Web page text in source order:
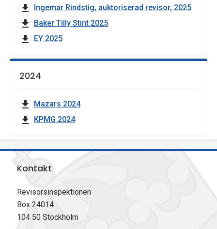
Ingemar Rindstig, auktoriserad revisor, 2025
Baker Tilly Stint 2025
EY 2025
2024
Mazars 2024
KPMG 2024
Kontakt
Revisorsinspektionen
Box 24014
104 50 Stockholm